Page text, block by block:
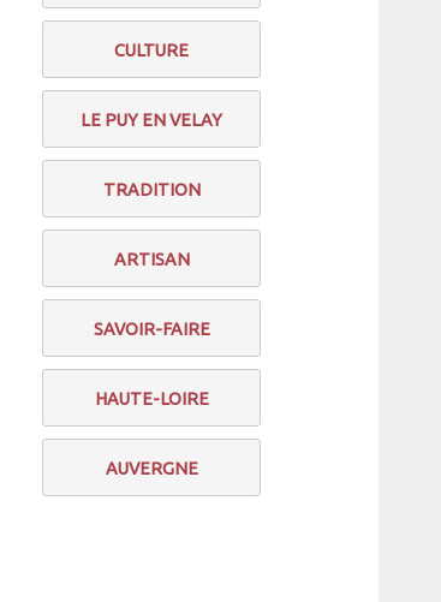
CULTURE
LE PUY EN VELAY
TRADITION
ARTISAN
SAVOIR-FAIRE
HAUTE-LOIRE
AUVERGNE